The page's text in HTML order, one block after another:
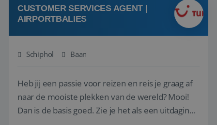
CUSTOMER SERVICES AGENT |
AIRPORTBALIES
Schiphol Baan
Heb jij een passie voor reizen en reis je graag af
naar de mooiste plekken van de wereld? Mooi!
Dan is de basis goed. Zie je het als een uitdaging